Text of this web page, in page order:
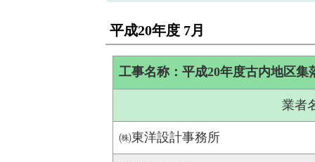
平成20年度 7月
工事名称：平成20年度古内地区
業者
㈱東洋設計事務所